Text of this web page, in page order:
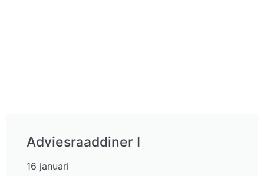
Adviesraaddiner I
16 januari